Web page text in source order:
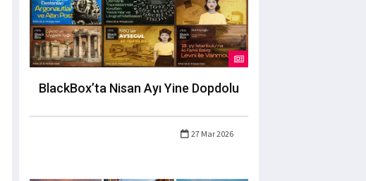
BlackBox’ta Nisan Ayı Yine Dopdolu
27 Mar 2026